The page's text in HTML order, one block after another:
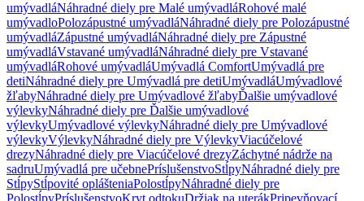
umývadláNáhradné diely pre Malé umývadláRohové malé
umývadloPolozápustné umývadláNáhradné diely pre Polozápustné
umývadláZápustné umývadláNáhradné diely pre Zápustné
umývadláVstavané umývadláNáhradné diely pre Vstavané
umývadláRohové umývadláUmývadlá ComfortUmývadlá pre
detiNáhradné diely pre Umývadlá pre detiUmývadláUmývadlové
žľabyNáhradné diely pre Umývadlové žľabyĎalšie umývadlové
výlevkyNáhradné diely pre Ďalšie umývadlové
výlevkyUmývadlové výlevkyNáhradné diely pre Umývadlové
výlevkyVýlevkyNáhradné diely pre VýlevkyViacúčelové
drezyNáhradné diely pre Viacúčelové drezyZáchytné nádrže na
sadruUmývadlá pre učebnePríslušenstvoStĺpyNáhradné diely pre
StĺpyStĺpovité oplášteniaPolostĺpyNáhradné diely pre
PolostĺpyPríslušenstvoKryt odtokuDržiak na uterákPripevňovací